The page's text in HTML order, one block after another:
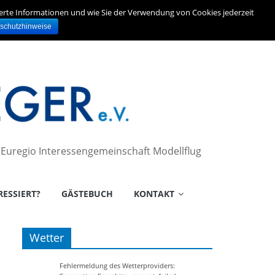
Interessengemeinschaft Modellflug
GÄSTEBUCH KONTAKT
Wetter
Fehlermeldung des Wetterproviders:
Informationen und wie Sie der Verwendung von Cookies jederzeit